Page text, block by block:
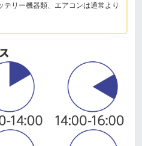
テリー機器類、エアコンは通常より